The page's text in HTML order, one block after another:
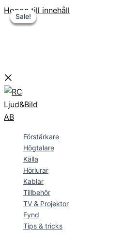
Hoppa till innehåll
Förstärkare
Högtalare
Källa
Hörlurar
Kablar
Tillbehör
TV & Projektor
Fynd
Tips & tricks
Sale!
Sale!
Sale!
Sale!